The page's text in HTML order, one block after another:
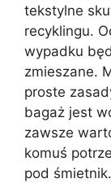
tekstylne
recyklingu.
wypadku
zmieszane.
proste
bagaż jest
zawsze
komuś
pod śmietnik.